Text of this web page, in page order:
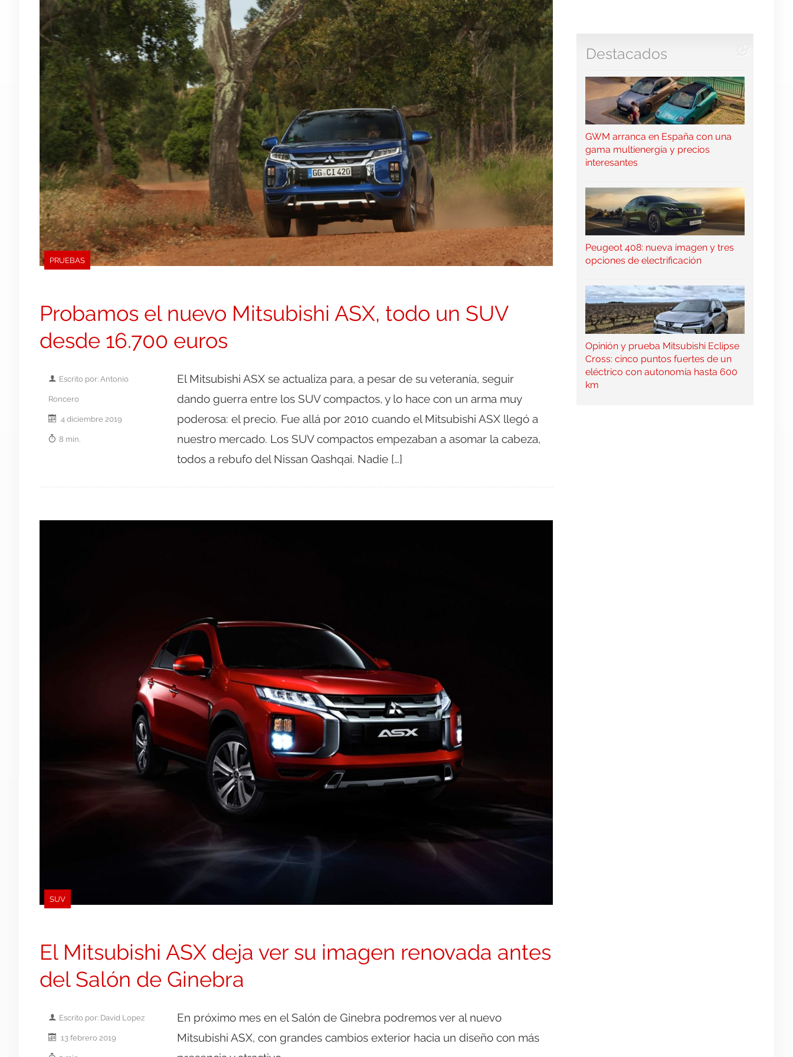
PRUEBAS
Probamos el nuevo Mitsubishi ASX, todo un SUV
desde 16.700 euros
Escrito por: Antonio
Roncero
4 diciembre 2019
8 min.
El Mitsubishi ASX se actualiza para, a pesar de su veteranía, seguir
dando guerra entre los SUV compactos, y lo hace con un arma muy
poderosa: el precio. Fue allá por 2010 cuando el Mitsubishi ASX llegó a
nuestro mercado. Los SUV compactos empezaban a asomar la cabeza,
todos a rebufo del Nissan Qashqai. Nadie […]
SUV
El Mitsubishi ASX deja ver su imagen renovada antes
del Salón de Ginebra
Escrito por: David Lopez
13 febrero 2019
En próximo mes en el Salón de Ginebra podremos ver al nuevo
Mitsubishi ASX, con grandes cambios exterior hacia un diseño con más
Destacados
GWM arranca en España con una
gama multienergía y precios
interesantes
Peugeot 408: nueva imagen y tres
opciones de electrificación
Opinión y prueba Mitsubishi Eclipse
Cross: cinco puntos fuertes de un
eléctrico con autonomía hasta 600
km